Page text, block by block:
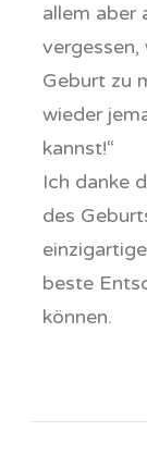
allem aber
Geburt zu
wieder
kannst!“
Ich danke
des
beste
können.